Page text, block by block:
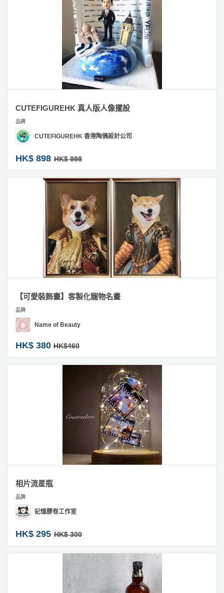
CUTEFIGUREHK 真人版人像擺設
品牌
CUTEFIGUREHK 香港陶偶設計公司
HK$ 898 HK$ 998
【可愛裝飾畫】客製化寵物名畫
品牌
Name of Beauty
HK$ 380 HK$460
相片流星瓶
品牌
記憶膠卷工作室
HK$ 295 HK$ 300